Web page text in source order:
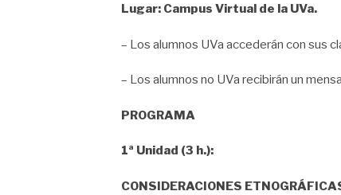
Lugar: Campus Virtual de la UVa.
– Los alumnos UVa accederán con sus
– Los alumnos no UVa recibirán un
PROGRAMA
1ª Unidad (3 h.):
CONSIDERACIONES